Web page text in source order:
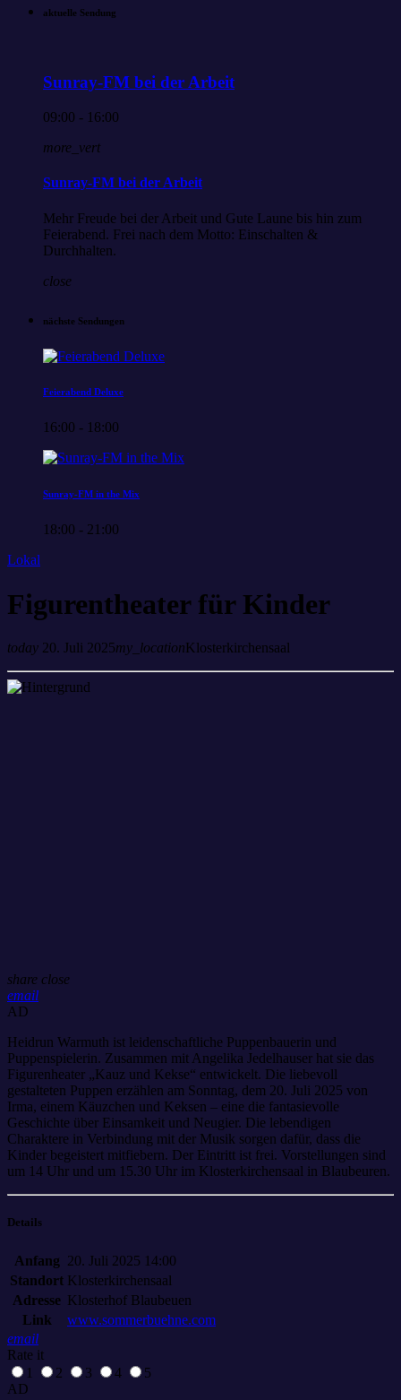
aktuelle Sendung
Sunray-FM bei der Arbeit
09:00 - 16:00
more_vert
Sunray-FM bei der Arbeit
Mehr Freude bei der Arbeit und Gute Laune bis hin zum
Feierabend. Frei nach dem Motto: Einschalten &
Durchhalten.
close
nächste Sendungen
Feierabend Deluxe
16:00 - 18:00
Sunray-FM in the Mix
18:00 - 21:00
Lokal
Figurentheater für Kinder
today 20. Juli 2025my_locationKlosterkirchensaal
share close
email
AD
Heidrun Warmuth ist leidenschaftliche Puppenbauerin und
Puppenspielerin. Zusammen mit Angelika Jedelhauser hat sie das
Figurenheater „Kauz und Kekse“ entwickelt. Die liebevoll
gestalteten Puppen erzählen am Sonntag, dem 20. Juli 2025 von
Irma, einem Käuzchen und Keksen – eine die fantasievolle
Geschichte über Einsamkeit und Neugier. Die lebendigen
Charaktere in Verbindung mit der Musik sorgen dafür, dass die
Kinder begeistert mitfiebern. Der Eintritt ist frei. Vorstellungen sind
um 14 Uhr und um 15.30 Uhr im Klosterkirchensaal in Blaubeuren.
Details
Anfang 20. Juli 2025 14:00
Standort Klosterkirchensaal
Adresse Klosterhof Blaubeuen
Link
www.sommerbuehne.com
email
Rate it
1
2 3 4
5
AD